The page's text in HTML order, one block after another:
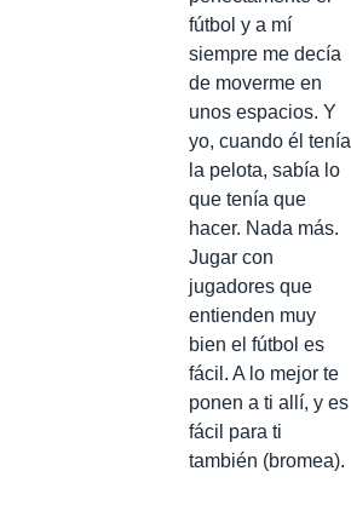
fútbol y a mí
siempre me decía
de moverme en
unos espacios. Y
yo, cuando él tenía
la pelota, sabía lo
que tenía que
hacer. Nada más.
Jugar con
jugadores que
entienden muy
bien el fútbol es
fácil. A lo mejor te
ponen a ti allí, y es
fácil para ti
también (bromea).